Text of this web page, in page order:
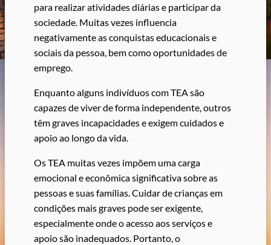
para realizar atividades diárias e participar da
sociedade. Muitas vezes influencia
negativamente as conquistas educacionais e
sociais da pessoa, bem como oportunidades de
emprego.
Enquanto alguns indivíduos com TEA são
capazes de viver de forma independente, outros
têm graves incapacidades e exigem cuidados e
apoio ao longo da vida.
Os TEA muitas vezes impõem uma carga
emocional e econômica significativa sobre as
pessoas e suas famílias. Cuidar de crianças em
condições mais graves pode ser exigente,
especialmente onde o acesso aos serviços e
apoio são inadequados. Portanto, o